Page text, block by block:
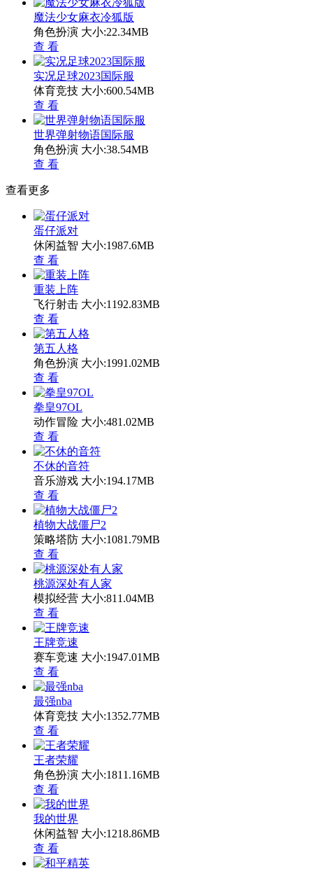
魔法少女麻衣冷狐版
角色扮演 大小:22.34MB
查 看
实况足球2023国际服
体育竞技 大小:600.54MB
查 看
世界弹射物语国际服
角色扮演 大小:38.54MB
查 看
查看更多
蛋仔派对
休闲益智 大小:1987.6MB
查 看
重装上阵
飞行射击 大小:1192.83MB
查 看
第五人格
角色扮演 大小:1991.02MB
查 看
拳皇97OL
动作冒险 大小:481.02MB
查 看
不休的音符
音乐游戏 大小:194.17MB
查 看
植物大战僵尸2
策略塔防 大小:1081.79MB
查 看
桃源深处有人家
模拟经营 大小:811.04MB
查 看
王牌竞速
赛车竞速 大小:1947.01MB
查 看
最强nba
体育竞技 大小:1352.77MB
查 看
王者荣耀
角色扮演 大小:1811.16MB
查 看
我的世界
休闲益智 大小:1218.86MB
查 看